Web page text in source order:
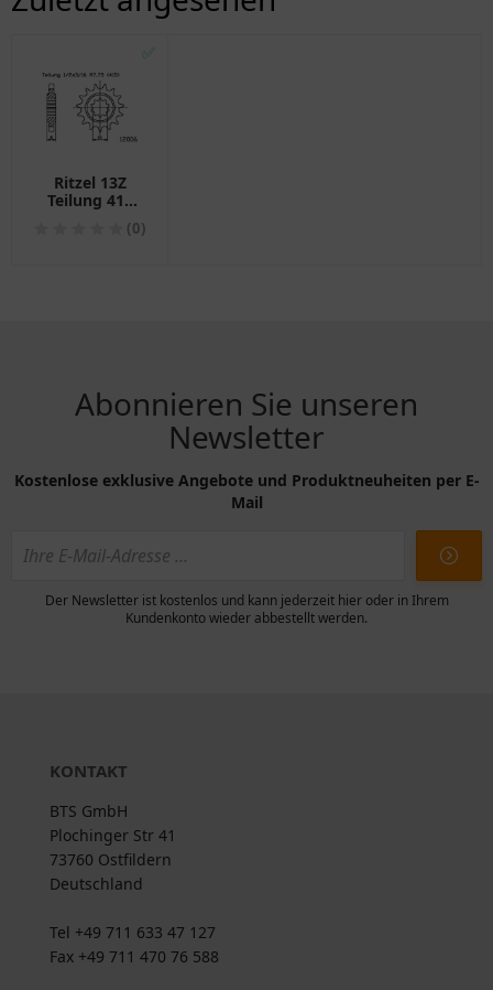
✅
Ritzel 13Z
Teilung 415
feinverzahnt
Innendurchmesser
(0)
Abonnieren Sie unseren
Newsletter
Kostenlose exklusive Angebote und Produktneuheiten per E-
Mail
Der Newsletter ist kostenlos und kann jederzeit hier oder in Ihrem
Kundenkonto wieder abbestellt werden.
KONTAKT
BTS GmbH
Plochinger Str 41
73760 Ostfildern
Deutschland
Tel +49 711 633 47 127
Fax +49 711 470 76 588